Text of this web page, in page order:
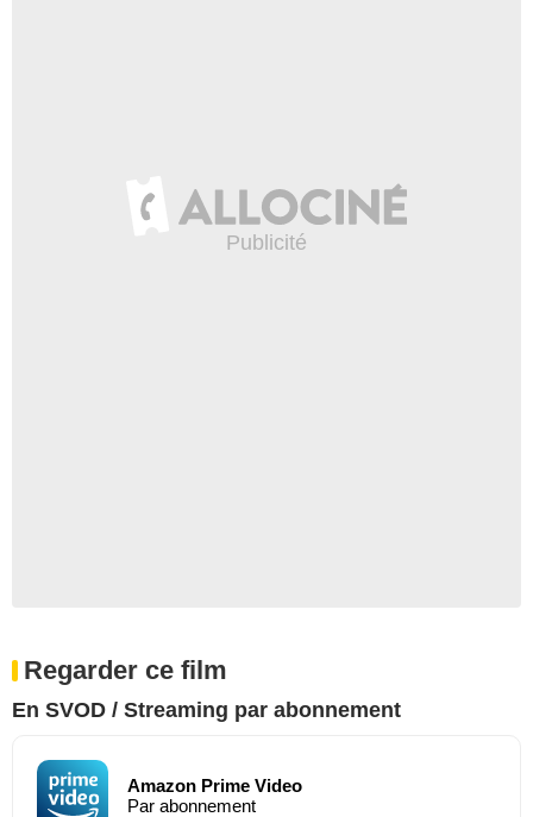
Regarder ce film
En SVOD / Streaming par abonnement
Amazon Prime Video
Par abonnement